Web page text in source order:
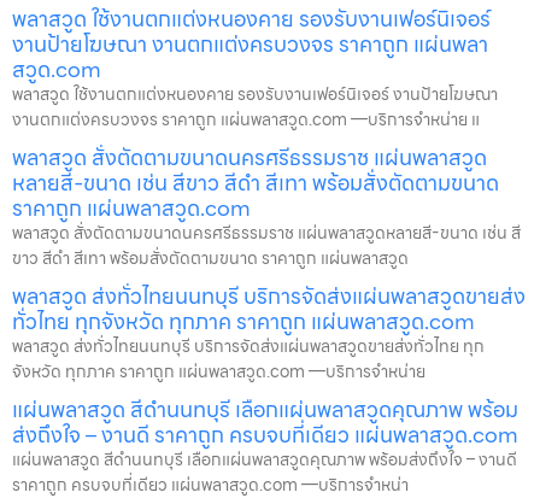
พลาสวูด ใช้งานตกแต่งหนองคาย รองรับงานเฟอร์นิเจอร์
งานป้ายโฆษณา งานตกแต่งครบวงจร ราคาถูก แผ่นพลา
สวูด.com
พลาสวูด ใช้งานตกแต่งหนองคาย รองรับงานเฟอร์นิเจอร์ งานป้ายโฆษณา
งานตกแต่งครบวงจร ราคาถูก แผ่นพลาสวูด.com —บริการจำหน่าย แ
พลาสวูด สั่งตัดตามขนาดนครศรีธรรมราช แผ่นพลาสวูด
หลายสี-ขนาด เช่น สีขาว สีดำ สีเทา พร้อมสั่งตัดตามขนาด
ราคาถูก แผ่นพลาสวูด.com
พลาสวูด สั่งตัดตามขนาดนครศรีธรรมราช แผ่นพลาสวูดหลายสี-ขนาด เช่น สี
ขาว สีดำ สีเทา พร้อมสั่งตัดตามขนาด ราคาถูก แผ่นพลาสวูด
พลาสวูด ส่งทั่วไทยนนทบุรี บริการจัดส่งแผ่นพลาสวูดขายส่ง
ทั่วไทย ทุกจังหวัด ทุกภาค ราคาถูก แผ่นพลาสวูด.com
พลาสวูด ส่งทั่วไทยนนทบุรี บริการจัดส่งแผ่นพลาสวูดขายส่งทั่วไทย ทุก
จังหวัด ทุกภาค ราคาถูก แผ่นพลาสวูด.com —บริการจำหน่าย
แผ่นพลาสวูด สีดำนนทบุรี เลือกแผ่นพลาสวูดคุณภาพ พร้อม
ส่งถึงใจ – งานดี ราคาถูก ครบจบที่เดียว แผ่นพลาสวูด.com
แผ่นพลาสวูด สีดำนนทบุรี เลือกแผ่นพลาสวูดคุณภาพ พร้อมส่งถึงใจ – งานดี
ราคาถูก ครบจบที่เดียว แผ่นพลาสวูด.com —บริการจำหน่า